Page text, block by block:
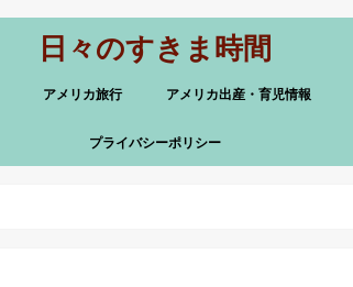
日々のすきま時間
アメリカ旅行 アメリカ出産・育児情報
プライバシーポリシー